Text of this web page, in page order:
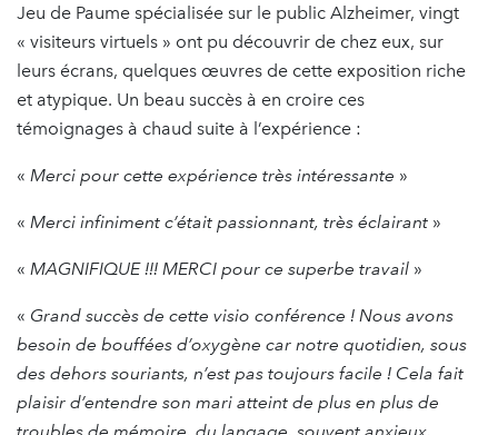
Jeu de Paume spécialisée sur le public Alzheimer, vingt
« visiteurs virtuels » ont pu découvrir de chez eux, sur
leurs écrans, quelques œuvres de cette exposition riche
et atypique. Un beau succès à en croire ces
témoignages à chaud suite à l’expérience :
« Merci pour cette expérience très intéressante »
« Merci infiniment c’était passionnant, très éclairant »
« MAGNIFIQUE !!! MERCI pour ce superbe travail »
« Grand succès de cette visio conférence ! Nous avons
besoin de bouffées d’oxygène car notre quotidien, sous
des dehors souriants, n’est pas toujours facile ! Cela fait
plaisir d’entendre son mari atteint de plus en plus de
troubles de mémoire, du langage, souvent anxieux,